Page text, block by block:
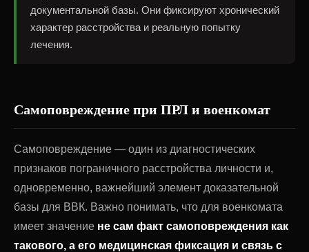
документальной базы. Они фиксируют хронический
характер расстройства и реальную попытку
лечения.
Самоповреждение при ПРЛ и военкомат
Самоповреждение — один из диагностических
признаков пограничного расстройства личности и,
одновременно, важнейший элемент доказательной
базы для ВВК. Важно понимать, что для военкомата
имеет значение не сам факт самоповреждения как
такового, а его медицинская фиксация и связь с